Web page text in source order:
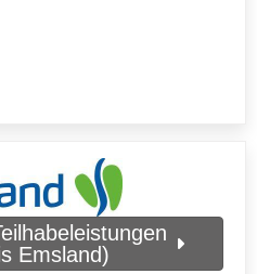
Emsland)